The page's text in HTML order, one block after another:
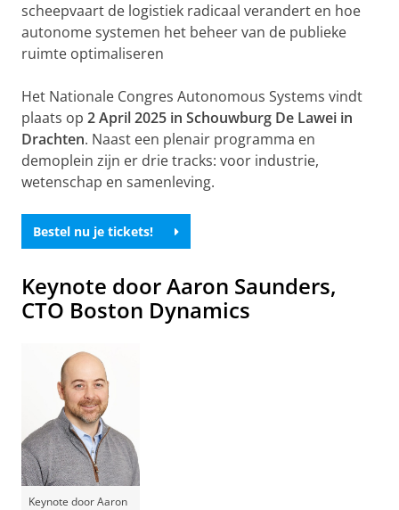
scheepvaart de logistiek radicaal verandert en hoe
autonome systemen het beheer van de publieke
ruimte optimaliseren
Het Nationale Congres Autonomous Systems vindt
plaats op 2 April 2025 in Schouwburg De Lawei in
Drachten. Naast een plenair programma en
demoplein zijn er drie tracks: voor industrie,
wetenschap en samenleving.
Bestel nu je tickets!
Keynote door Aaron Saunders,
CTO Boston Dynamics
Keynote door Aaron